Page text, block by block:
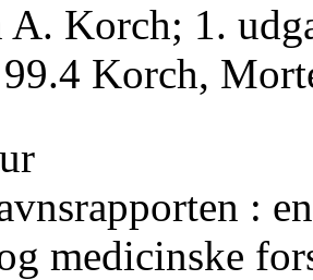
A. Korch; 1.
Korch,
:
medicinske